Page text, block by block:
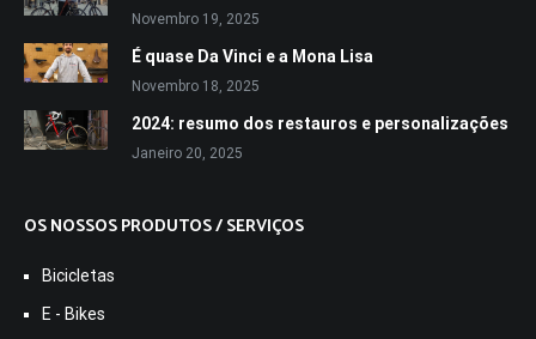
Novembro 19, 2025
É quase Da Vinci e a Mona Lisa
Novembro 18, 2025
2024: resumo dos restauros e personalizações
Janeiro 20, 2025
OS NOSSOS PRODUTOS / SERVIÇOS
Bicicletas
E - Bikes